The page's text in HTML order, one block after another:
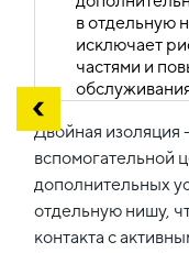
Двойная изоляция
вспомогательной
дополнительных
отдельную нишу,
контакта с